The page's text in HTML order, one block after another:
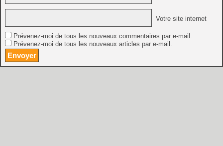
Votre site internet
Prévenez-moi de tous les nouveaux commentaires par e-mail.
Prévenez-moi de tous les nouveaux articles par e-mail.